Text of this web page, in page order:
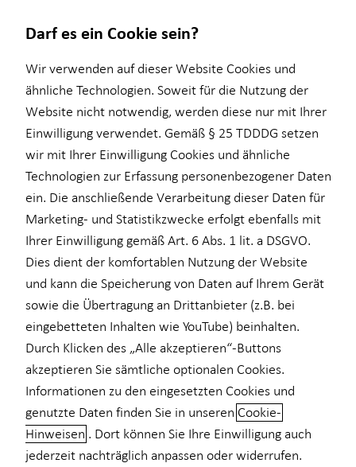
Über Proventus
Impressum
Michael Herkner
Selbstständiger Vertriebspartner für die Deutsche Proventus AG
Telefon: +49 (3581) 48850
Mobil: +49 (171) 3268286
E-Mail: michael.herkner@proventus.de
Verantwortlicher im Sinne des § 18 Abs. 2
MstV
Michael Herkner
Goethestr. 2
02826 Görlitz
Darf es ein Cookie sein?
Wir verwenden auf dieser Website Cookies und
ähnliche Technologien. Soweit für die Nutzung der
Website nicht notwendig, werden diese nur mit Ihrer
Einwilligung verwendet. Gemäß § 25 TDDDG setzen
wir mit Ihrer Einwilligung Cookies und ähnliche
Technologien zur Erfassung personenbezogener Daten
ein. Die anschließende Verarbeitung dieser Daten für
Marketing- und Statistikzwecke erfolgt ebenfalls mit
Ihrer Einwilligung gemäß Art. 6 Abs. 1 lit. a DSGVO.
Dies dient der komfortablen Nutzung der Website
und kann die Speicherung von Daten auf Ihrem Gerät
sowie die Übertragung an Drittanbieter (z.B. bei
eingebetteten Inhalten wie YouTube) beinhalten.
Durch Klicken des „Alle akzeptieren“-Buttons
akzeptieren Sie sämtliche optionalen Cookies.
Informationen zu den eingesetzten Cookies und
genutzte Daten finden Sie in unseren Cookie-
Hinweisen . Dort können Sie Ihre Einwilligung auch
jederzeit nachträglich anpassen oder widerrufen.